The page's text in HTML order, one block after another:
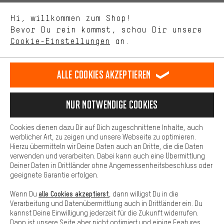
Sprache"
Deutsch
DE english
EN español
ES français
FR
VERTRAG WIDERRUFEN Aachener Community Affiliateprogramm
Datenschutz Allgemeine Geschäftsbedingungen
Hinweisgebersystem Hinweise zur Batterieentsorgung
Cookie-Einstellungen Kontrast ändern
Alle Preise verstehen sich in Euro und exkl. MwSt zuzüglich
Versandkostenfür Lieferung nachUSA.
Hi, willkommen zum Shop!
Bevor Du rein kommst, schau Dir unsere
Cookie-Einstellungen an.
Uns interessiert, was Du in unserem Shop suchst und brauchst.
selbst Einfluss auf die Verbesserung unserer Webseite und
unseres Shop-Angebots.
Dein Shopping-Erlebnis wird komfortabler. Mit Komfort-Cookies
stellen wir Verknüpfungen zu Social Media Plattformen her. So
können wir dir weitere nützliche Inhalte und Informationen zur
Verfügung stellen. Zudem hast du die Möglichkeit zusätzliche
Services zu nutzen, die es dir erleichtern die richtigen Produkte zu
finden. Beispielsweise bieten wir eine Chat-Funktion an, damit
Fragen schnell und unkompliziert beantwortet werden können.
Basis
Basis-Cookies gewährleisten, dass Du unsere Webseite
grundsätzlich nutzen kannst.
Alle Cookies akzeptieren
Nur Notwendige Cookies
Cookies dienen dazu Dir auf Dich zugeschnittene Inhalte, auch
werblicher Art, zu zeigen und unsere Webseite zu optimieren.
Hierzu übermitteln wir Deine Daten auch an Dritte, die die Daten
verwenden und verarbeiten. Dabei kann auch eine Übermittlung
Deiner Daten in Drittländer ohne Angemessenheitsbeschluss oder
geeignete Garantie erfolgen.
Wenn Du alle Cookies akzeptierst , dann willigst Du in die
Verarbeitung und Datenübermittlung auch in Drittländer ein. Du
kannst Deine Einwilligung jederzeit für die Zukunft widerrufen.
Dann ist unsere Seite aber nicht optimiert und einige Features